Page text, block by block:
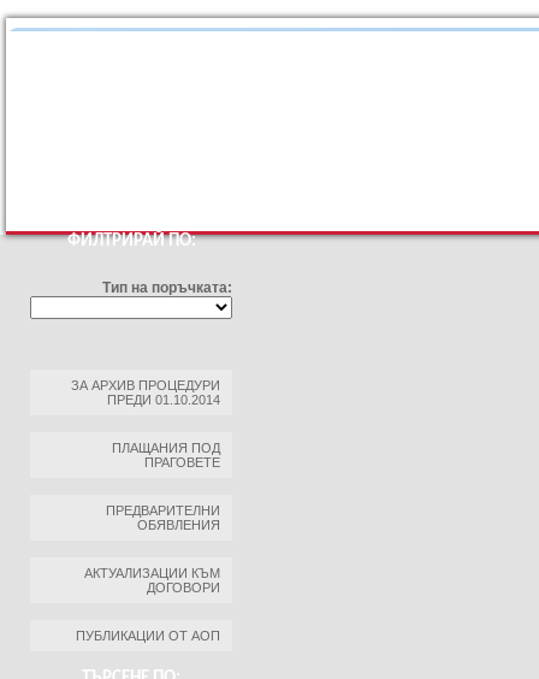
ФИЛТРИРАЙ ПО:
Тип на поръчката:
ЗА АРХИВ ПРОЦЕДУРИ
ПРЕДИ 01.10.2014
ПЛАЩАНИЯ ПОД
ПРАГОВЕТЕ
ПРЕДВАРИТЕЛНИ
ОБЯВЛЕНИЯ
АКТУАЛИЗАЦИИ КЪМ
ДОГОВОРИ
ПУБЛИКАЦИИ ОТ АОП